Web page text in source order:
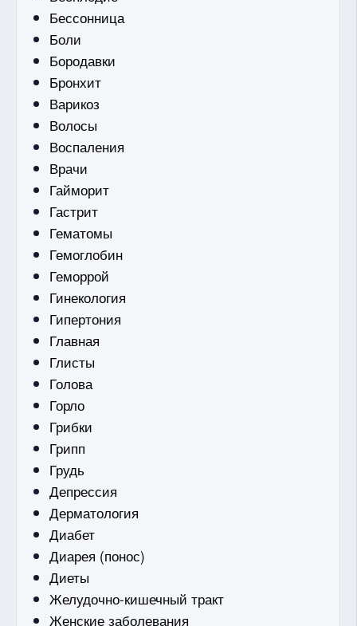
Бессонница
Боли
Бородавки
Бронхит
Варикоз
Волосы
Воспаления
Врачи
Гайморит
Гастрит
Гематомы
Гемоглобин
Геморрой
Гинекология
Гипертония
Главная
Глисты
Голова
Горло
Грибки
Грипп
Грудь
Депрессия
Дерматология
Диабет
Диарея (понос)
Диеты
Желудочно-кишечный тракт
Женские заболевания